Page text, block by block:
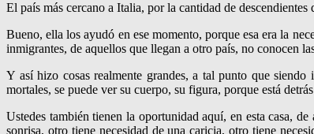
El país más cercano a Italia, por la cantidad de descendientes
Bueno, ella los ayudó en ese momento, porque esa era la
inmigrantes, de aquellos que llegan a otro país, no conocen
Y así hizo cosas realmente grandes, a tal punto que
mortales, se puede ver su cuerpo, su figura, porque está
Ustedes también tienen la oportunidad aquí, en esta casa,
sonrisa, otro tiene necesidad de una caricia, otro tiene